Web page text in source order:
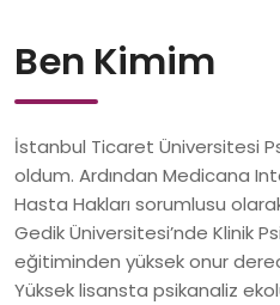
Ben Kimim
İstanbul Ticaret Üniversitesi
oldum. Ardından Medicana
Hasta Hakları sorumlusu
Gedik Üniversitesi’nde Klinik
eğitiminden yüksek onur
Yüksek lisansta psikanaliz